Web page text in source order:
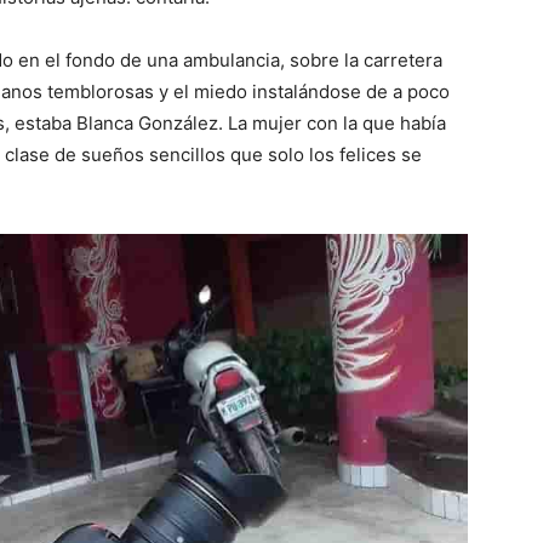
en el fondo de una ambulancia, sobre la carretera
temblorosas y el miedo instalándose de a poco
estaba Blanca González. La mujer con la que había
de sueños sencillos que solo los felices se